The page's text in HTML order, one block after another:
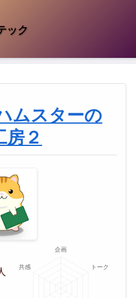
ック
ムスターの
房２